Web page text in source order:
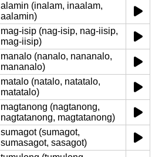
alamin (inalam, inaalam,
aalamin)
mag-isip (nag-isip, nag-iisip,
mag-iisip)
manalo (nanalo, nananalo,
mananalo)
matalo (natalo, natatalo,
matatalo)
magtanong (nagtanong,
nagtatanong, magtatanong)
sumagot (sumagot,
sumasagot, sasagot)